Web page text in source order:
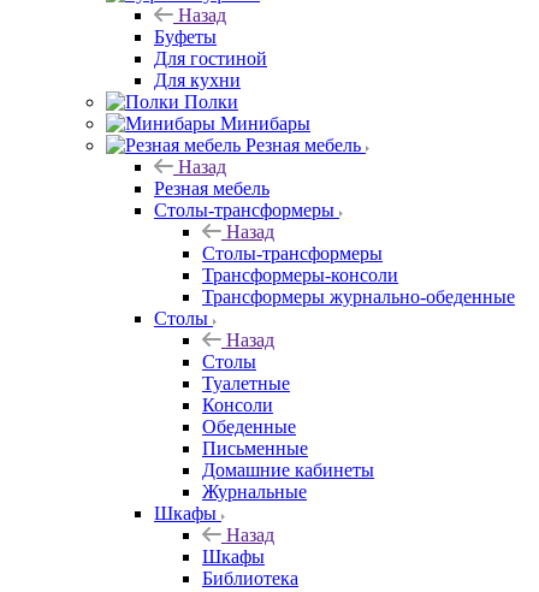
Назад
Буфеты
Для гостиной
Для кухни
Полки
Минибары
Резная мебель
Назад
Резная мебель
Столы-трансформеры
Назад
Столы-трансформеры
Трансформеры-консоли
Трансформеры журнально-обеденные
Столы
Назад
Столы
Туалетные
Консоли
Обеденные
Письменные
Домашние кабинеты
Журнальные
Шкафы
Назад
Шкафы
Библиотека